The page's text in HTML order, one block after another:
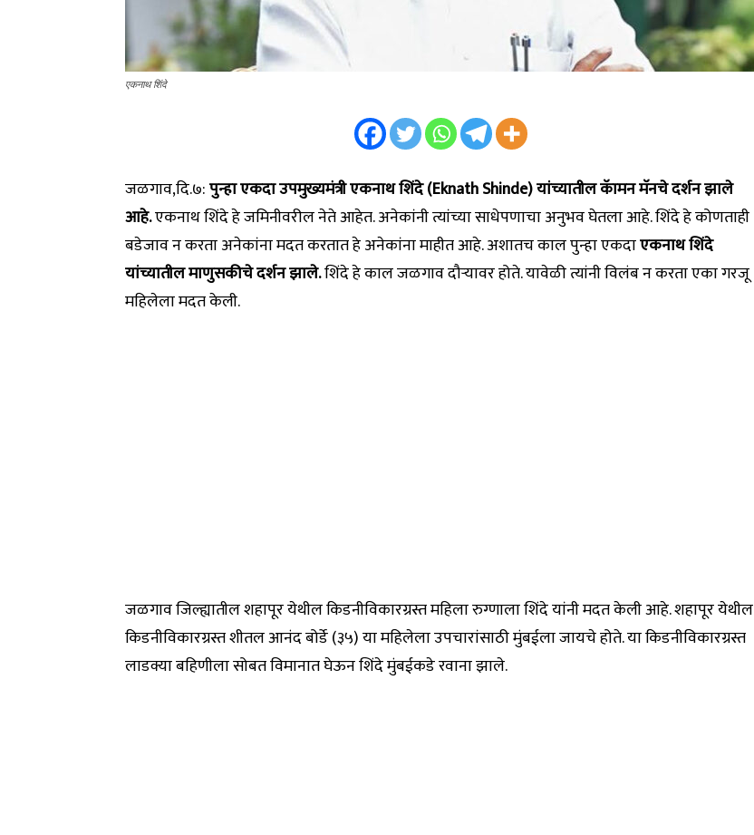
एकनाथ शिंदे
जळगाव,दि.७:पुन्हा एकदा उपमुख्यमंत्री एकनाथ शिंदे (Eknath Shinde) यांच्यातील कॅामन मॅनचे दर्शन झाले
आहे.एकनाथ शिंदे हे जमिनीवरील नेते आहेत. अनेकांनी त्यांच्या साधेपणाचा अनुभव घेतला आहे. शिंदे हे कोणताही
बडेजाव न करता अनेकांना मदत करतात हे अनेकांना माहीत आहे. अशातच काल पुन्हा एकदाएकनाथ शिंदे
यांच्यातील माणुसकीचे दर्शन झाले.शिंदे हे काल जळगाव दौऱ्यावर होते. यावेळी त्यांनी विलंब न करता एका गरजू
महिलेला मदत केली.
जळगाव जिल्ह्यातील शहापूर येथील किडनीविकारग्रस्त महिला रुग्णाला शिंदे यांनी मदत केली आहे. शहापूर येथील
किडनीविकारग्रस्त शीतल आनंद बोर्डे (३५) या महिलेला उपचारांसाठी मुंबईला जायचे होते. या किडनीविकारग्रस्त
लाडक्या बहिणीला सोबत विमानात घेऊन शिंदे मुंबईकडे रवाना झाले.